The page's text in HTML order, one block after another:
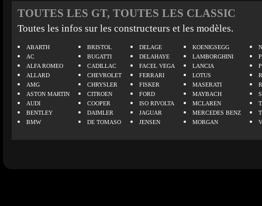
TOUTES LES GT, TOUTES LES CLASSIC
Toutes les infos sur les constructeurs et les modèles.
ABARTH
AC
ALFA ROMEO
ALLARD
AMG
ASTON MARTIN
AUDI
BENTLEY
BMW
BRISTOL
BUGATTI
CADILLAC
CHEVROLET
CHRYSLER
CITROEN
COOPER
DAIMLER
DE TOMASO
DELAGE
DELAHAYE
FACEL VEGA
FERRARI
FISKER
FORD
ISO RIVOLTA
JAGUAR
JENSEN
KOENIGSEGG
LAMBORGHINI
LANCIA
LOTUS
MASERATI
MAYBACH
MCLAREN
MERCEDES BENZ
MORGAN